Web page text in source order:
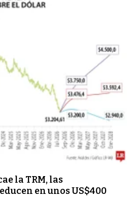
la TRM, las
en unos US$400